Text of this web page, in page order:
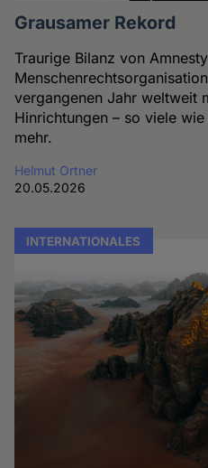
Grausamer Rekord
Traurige Bilanz von
vergangenen Jahr weltweit
Hinrichtungen – so viele
mehr.
Helmut Ortner
20.05.2026
INTERNATIONALES